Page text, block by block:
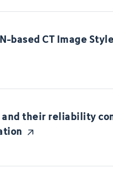
based CT Image
their reliability